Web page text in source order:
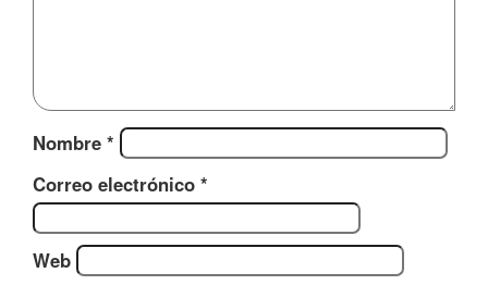
Nombre *
Correo electrónico *
Web